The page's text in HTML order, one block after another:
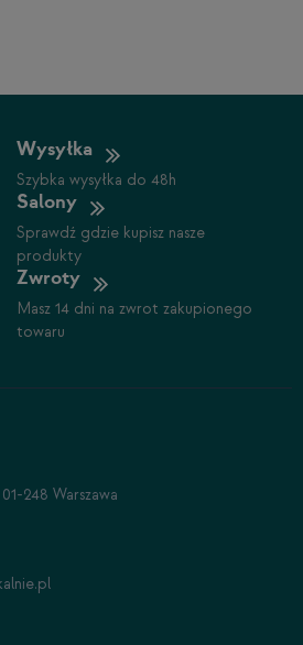
Wysyłka
Szybka wysyłka do 48h
Salony
Sprawdź gdzie kupisz nasze
produkty
Zwroty
Masz 14 dni na zwrot zakupionego
towaru
248 Warszawa